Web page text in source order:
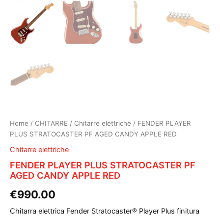
Home / CHITARRE / Chitarre elettriche / FENDER PLAYER
PLUS STRATOCASTER PF AGED CANDY APPLE RED
Chitarre elettriche
FENDER PLAYER PLUS STRATOCASTER PF
AGED CANDY APPLE RED
€990.00
Chitarra elettrica Fender Stratocaster® Player Plus finitura